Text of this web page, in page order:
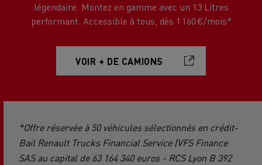
légendaire. Montez en gamme avec un 13 Litres
performant. Accessible à tous, dès 1 160 €/mois*
VOIR + DE CAMIONS
*Offre réservée à 50 véhicules sélectionnés en crédit-
Bail Renault Trucks Financial Service (VFS Finance
SAS au capital de 63 164 340 euros - RCS Lyon B 392